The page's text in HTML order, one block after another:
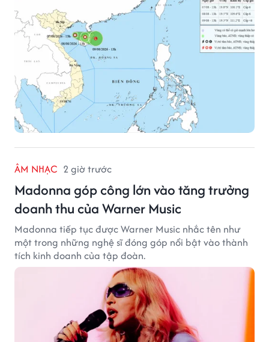
ÂM NHẠC 2 giờ trước
Madonna góp công lớn vào tăng trưởng
doanh thu của Warner Music
Madonna tiếp tục được Warner Music nhắc tên như
một trong những nghệ sĩ đóng góp nổi bật vào thành
tích kinh doanh của tập đoàn.